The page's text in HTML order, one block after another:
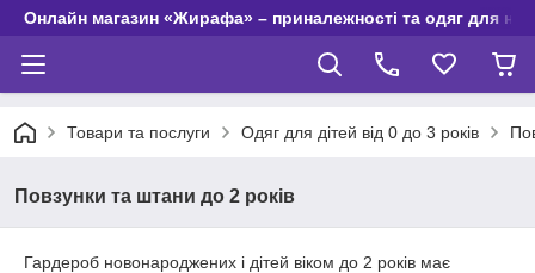
Онлайн магазин «Жирафа» – приналежності та одяг для
Товари та послуги Одяг для дітей від 0 до 3 років
Повзунки та штани до 2 років
Гардероб новонароджених і дітей віком до 2 років має